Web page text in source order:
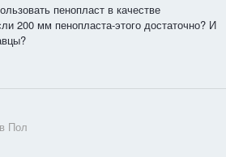
пенопласт в качестве
200 мм пенопласта-этого достаточно? И
Пол